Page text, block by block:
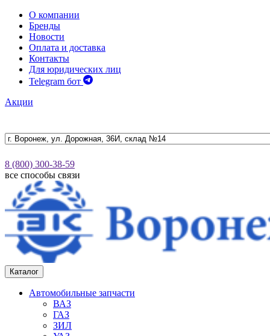
О компании
Бренды
Новости
Оплата и доставка
Контакты
Для юридических лиц
Telegram бот
Акции
8 (800) 300-38-59
все способы связи
Каталог
Автомобильные запчасти
ВАЗ
ГАЗ
ЗИЛ